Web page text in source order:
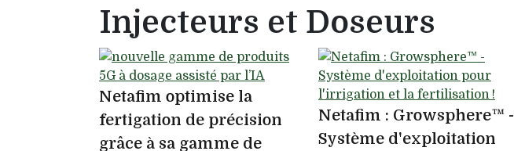
Injecteurs et Doseurs
Netafim optimise la
fertigation de précision
grâce à sa gamme de
Netafim : Growsphere™ -
Système d'exploitation